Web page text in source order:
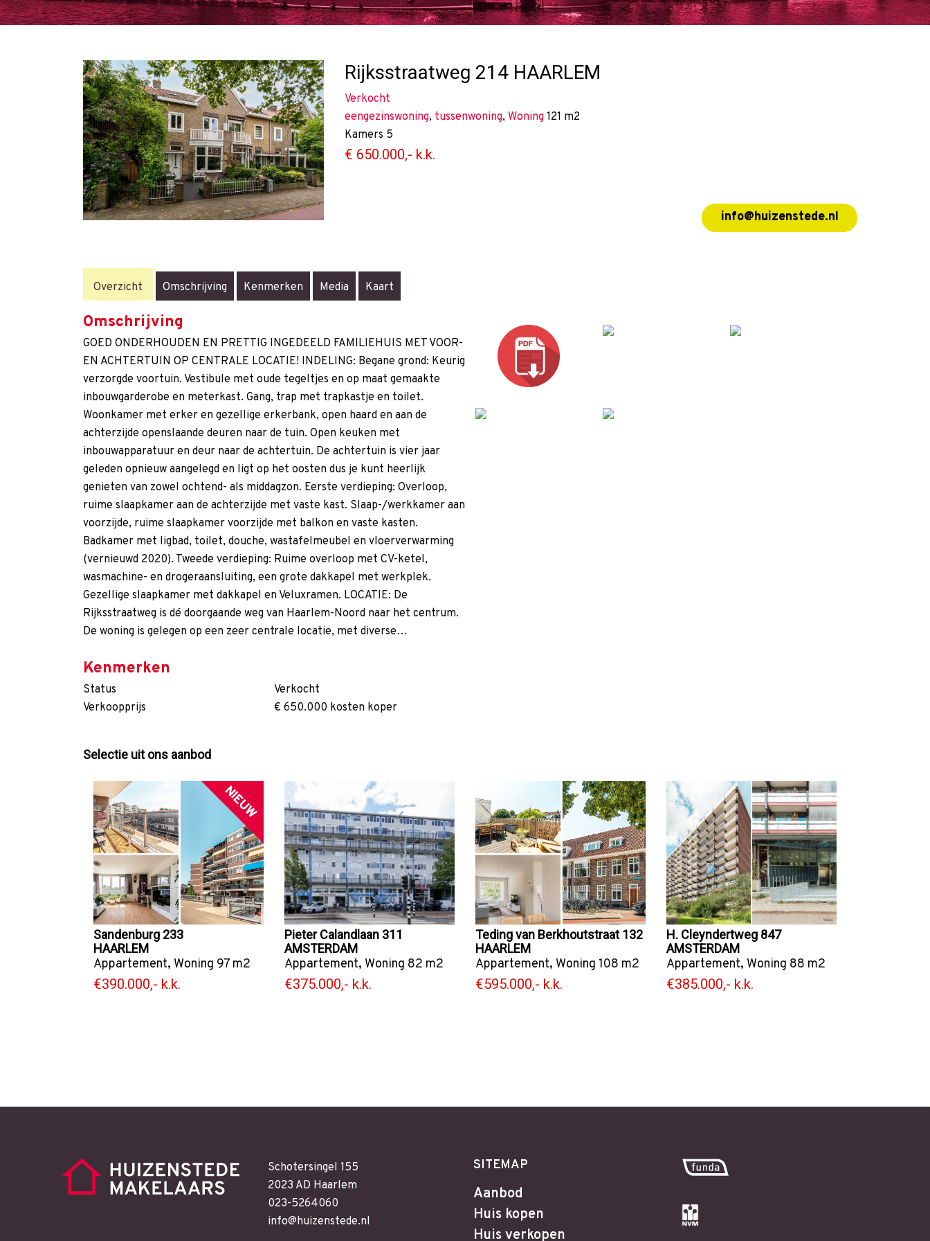
Rijksstraatweg 214 HAARLEM
Verkocht
eengezinswoning, tussenwoning, Woning 121 m2
Kamers 5
€ 650.000,- k.k.
info@huizenstede.nl
Overzicht Omschrijving Kenmerken Media Kaart
Omschrijving
GOED ONDERHOUDEN EN PRETTIG INGEDEELD FAMILIEHUIS MET VOOR-
EN ACHTERTUIN OP CENTRALE LOCATIE! INDELING: Begane grond: Keurig
verzorgde voortuin. Vestibule met oude tegeltjes en op maat gemaakte
inbouwgarderobe en meterkast. Gang, trap met trapkastje en toilet.
Woonkamer met erker en gezellige erkerbank, open haard en aan de
achterzijde openslaande deuren naar de tuin. Open keuken met
inbouwapparatuur en deur naar de achtertuin. De achtertuin is vier jaar
geleden opnieuw aangelegd en ligt op het oosten dus je kunt heerlijk
genieten van zowel ochtend- als middagzon. Eerste verdieping: Overloop,
ruime slaapkamer aan de achterzijde met vaste kast. Slaap-/werkkamer aan
voorzijde, ruime slaapkamer voorzijde met balkon en vaste kasten.
Badkamer met ligbad, toilet, douche, wastafelmeubel en vloerverwarming
(vernieuwd 2020). Tweede verdieping: Ruime overloop met CV-ketel,
wasmachine- en drogeraansluiting, een grote dakkapel met werkplek.
Gezellige slaapkamer met dakkapel en Veluxramen. LOCATIE: De
Rijksstraatweg is dé doorgaande weg van Haarlem-Noord naar het centrum.
De woning is gelegen op een zeer centrale locatie, met diverse…
Kenmerken
Status
Verkocht
Verkoopprijs
€ 650.000 kosten koper
Selectie uit ons aanbod
NIEUW
Sandenburg 233
HAARLEM
Appartement, Woning 97 m2
€390.000,- k.k.
Pieter Calandlaan 311
AMSTERDAM
Appartement, Woning 82 m2
€375.000,- k.k.
Teding van Berkhoutstraat 132
HAARLEM
Appartement, Woning 108 m2
€595.000,- k.k.
H. Cleyndertweg 847
AMSTERDAM
Appartement, Woning 88 m2
€385.000,- k.k.
Schotersingel 155
2023 AD Haarlem
023-5264060
info@huizenstede.nl
SITEMAP
Aanbod
Huis kopen
Huis verkopen